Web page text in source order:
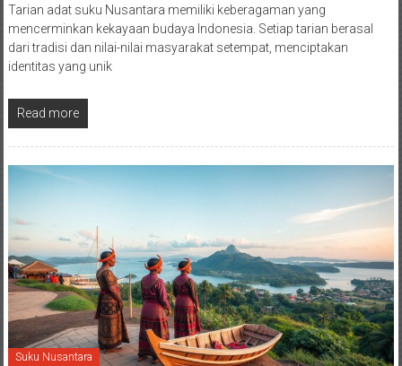
Tarian adat suku Nusantara memiliki keberagaman yang
mencerminkan kekayaan budaya Indonesia. Setiap tarian berasal
dari tradisi dan nilai-nilai masyarakat setempat, menciptakan
identitas yang unik
Read more
Suku Nusantara